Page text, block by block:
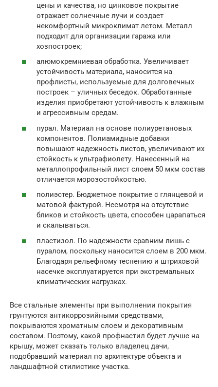
цены и качества, но цинковое покрытие
отражает солнечные лучи и создает
некомфортный микроклимат летом. Металл
подходит для организации гаража или
хозпостроек;
алюмокремниевая обработка. Увеличивает
устойчивость материала, наносится на
профлисты, используемые для долговечных
построек – уличных беседок. Обработанные
изделия приобретают устойчивость к влажным
и агрессивным средам.
пурал. Материал на основе полиуретановых
компонентов. Полиамидные добавки
повышают надежность листов, увеличивают их
стойкость к ультрафиолету. Нанесенный на
металлопрофильный лист слоем 50 мкм состав
отличается морозостойкостью.
полиэстер. Бюджетное покрытие с глянцевой и
матовой фактурой. Несмотря на отсутствие
бликов и стойкость цвета, способен царапаться
и скалываться.
пластизол. По надежности сравним лишь с
пуралом, поскольку наносится слоем в 200 мкм.
Благодаря рельефному теснению и штриховой
насечке эксплуатируется при экстремальных
климатических нагрузках.
Все стальные элементы при выполнении покрытия
грунтуются антикоррозийными средствами,
покрываются хроматным слоем и декоративным
составом. Поэтому, какой профнастил будет лучше на
крышу, может сказать только владелец дачи,
подобравший материал по архитектуре объекта и
ландшафтной стилистике участка.